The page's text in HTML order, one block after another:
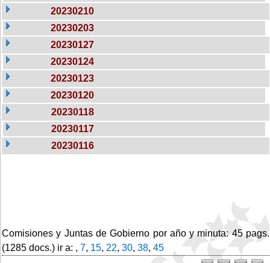
20230210
20230203
20230127
20230124
20230123
20230120
20230118
20230117
20230116
Comisiones y Juntas de Gobierno por año y minuta: 45 pags.
(1285 docs.) ir a: , 7, 15, 22, 30, 38, 45